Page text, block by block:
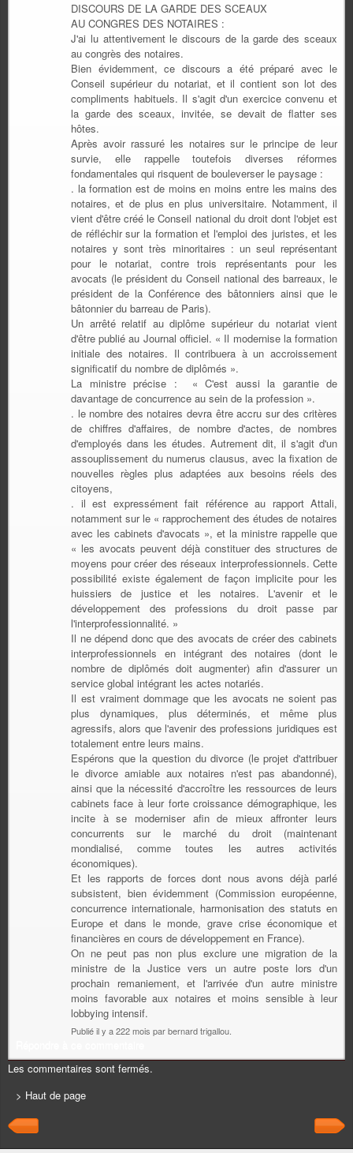
DISCOURS DE LA GARDE DES SCEAUX
AU CONGRES DES NOTAIRES :
J'ai lu attentivement le discours de la garde des sceaux
au congrès des notaires.
Bien évidemment, ce discours a été préparé avec le
Conseil supérieur du notariat, et il contient son lot des
compliments habituels. Il s'agit d'un exercice convenu et
la garde des sceaux, invitée, se devait de flatter ses
hôtes.
Après avoir rassuré les notaires sur le principe de leur
survie, elle rappelle toutefois diverses réformes
fondamentales qui risquent de bouleverser le paysage :
. la formation est de moins en moins entre les mains des
notaires, et de plus en plus universitaire. Notamment, il
vient d'être créé le Conseil national du droit dont l'objet est
de réfléchir sur la formation et l'emploi des juristes, et les
notaires y sont très minoritaires : un seul représentant
pour le notariat, contre trois représentants pour les
avocats (le président du Conseil national des barreaux, le
président de la Conférence des bâtonniers ainsi que le
bâtonnier du barreau de Paris).
Un arrêté relatif au diplôme supérieur du notariat vient
d'être publié au Journal officiel. « Il modernise la formation
initiale des notaires. Il contribuera à un accroissement
significatif du nombre de diplômés ».
La ministre précise : « C'est aussi la garantie de
davantage de concurrence au sein de la profession ».
. le nombre des notaires devra être accru sur des critères
de chiffres d'affaires, de nombre d'actes, de nombres
d'employés dans les études. Autrement dit, il s'agit d'un
assouplissement du numerus clausus, avec la fixation de
nouvelles règles plus adaptées aux besoins réels des
citoyens,
. il est expressément fait référence au rapport Attali,
notamment sur le « rapprochement des études de notaires
avec les cabinets d'avocats », et la ministre rappelle que
« les avocats peuvent déjà constituer des structures de
moyens pour créer des réseaux interprofessionnels. Cette
possibilité existe également de façon implicite pour les
huissiers de justice et les notaires. L'avenir et le
développement des professions du droit passe par
l'interprofessionnalité. »
Il ne dépend donc que des avocats de créer des cabinets
interprofessionnels en intégrant des notaires (dont le
nombre de diplômés doit augmenter) afin d'assurer un
service global intégrant les actes notariés.
Il est vraiment dommage que les avocats ne soient pas
plus dynamiques, plus déterminés, et même plus
agressifs, alors que l'avenir des professions juridiques est
totalement entre leurs mains.
Espérons que la question du divorce (le projet d'attribuer
le divorce amiable aux notaires n'est pas abandonné),
ainsi que la nécessité d'accroître les ressources de leurs
cabinets face à leur forte croissance démographique, les
incite à se moderniser afin de mieux affronter leurs
concurrents sur le marché du droit (maintenant
mondialisé, comme toutes les autres activités
économiques).
Et les rapports de forces dont nous avons déjà parlé
subsistent, bien évidemment (Commission européenne,
concurrence internationale, harmonisation des statuts en
Europe et dans le monde, grave crise économique et
financières en cours de développement en France).
On ne peut pas non plus exclure une migration de la
ministre de la Justice vers un autre poste lors d'un
prochain remaniement, et l'arrivée d'un autre ministre
moins favorable aux notaires et moins sensible à leur
lobbying intensif.
Publié il y a 222 mois par bernard trigallou.
Les commentaires sont fermés.
> Haut de page